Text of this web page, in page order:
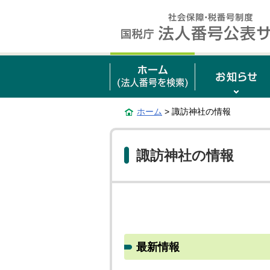
ホーム > 諏訪神社の情報
諏訪神社の情報
最新情報